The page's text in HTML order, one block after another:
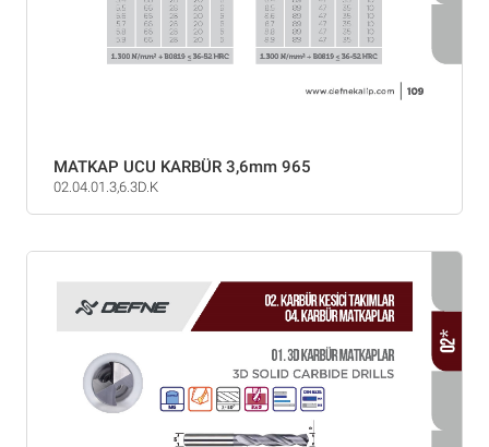
MATKAP UCU KARBÜR 3,6mm 965
02.04.01.3,6.3D.K